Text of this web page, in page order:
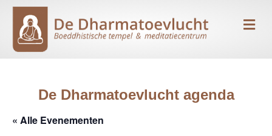
De Dharmatoevlucht agenda
« Alle Evenementen